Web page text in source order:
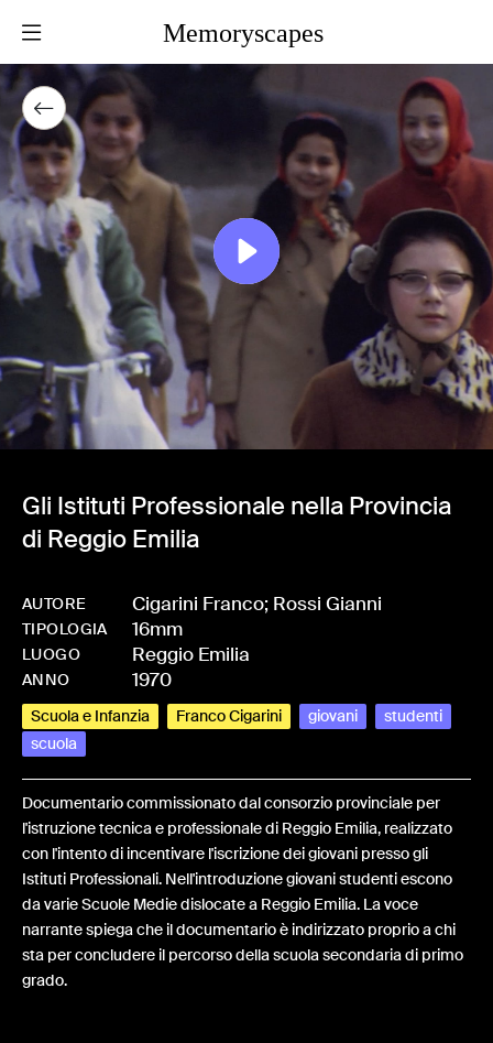
Memoryscapes
Gli Istituti Professionale nella Provincia
di Reggio Emilia
AUTORE Cigarini Franco; Rossi Gianni
TIPOLOGIA 16mm
LUOGO Reggio Emilia
ANNO 1970
Scuola e Infanzia Franco Cigarini giovani
studenti
scuola
Documentario commissionato dal consorzio provinciale per
l'istruzione tecnica e professionale di Reggio Emilia, realizzato
con l'intento di incentivare l'iscrizione dei giovani presso gli
Istituti Professionali. Nell'introduzione giovani studenti escono
da varie Scuole Medie dislocate a Reggio Emilia. La voce
narrante spiega che il documentario è indirizzato proprio a chi
sta per concludere il percorso della scuola secondaria di primo
grado.